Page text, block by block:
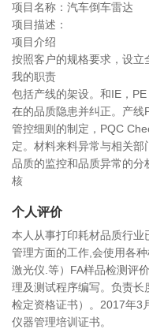
项目名称：汽车倒车雷达
项目描述：
项目介绍
按照客户的规格要求，设
我的职责
包括产线的架设。和IE，
在的品质隐患并纠正。产
管控细则的制定，PQC
定。材料来料异常与相关
品质的监控和品质异常的
核
个人评价
本人从事打印耗材品质行
管理方面的工作,会使用各
激光仪.等）FA样品检测评
理及测试程序编写。负责长
检定资格证书）。2017年3
仪器管理培训证书。